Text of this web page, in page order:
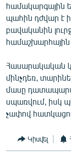
համակարգային
պահին դժվար է
բավականին
համաշխարհային
Հասարակական
մինչդեռ,
մասը
սպառվում, իսկ
չափով
Կիսվել